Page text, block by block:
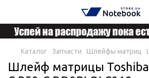
Каталог Запчасти Шлейфы матриц
Шлейф матрицы Toshiba